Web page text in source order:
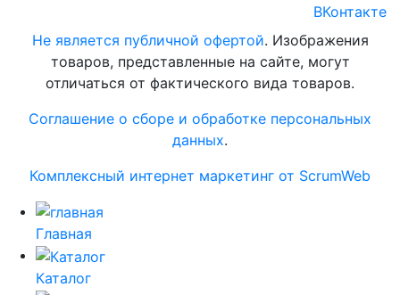
ВКонтакте
Не является публичной офертой. Изображения
товаров, представленные на сайте, могут
отличаться от фактического вида товаров.
Соглашение о сборе и обработке персональных
данных.
Комплексный интернет маркетинг от ScrumWeb
Главная
Каталог